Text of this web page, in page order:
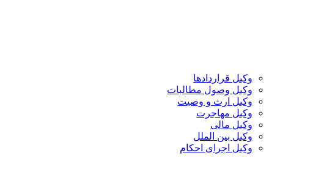
وکیل قراردادها
وکیل وصول مطالبات
وکیل ارث و وصیت
وکیل مهاجرت
وکیل مالی
وکیل بین الملل
وکیل اجرای احکام